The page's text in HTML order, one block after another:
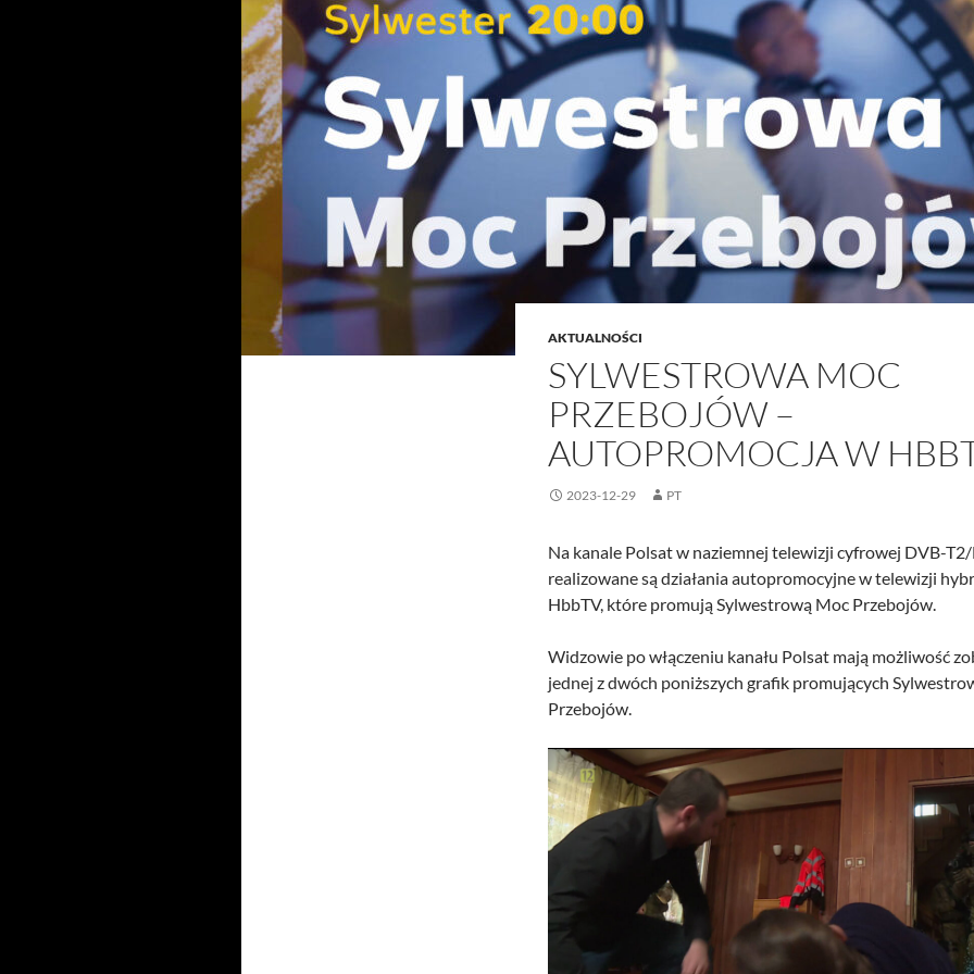
AKTUALNOŚCI
SYLWESTROWA MOC
PRZEBOJÓW –
AUTOPROMOCJA W
2023-12-29 PT
Na kanale Polsat w naziemnej telewizji cyfrowej DVB-
realizowane są działania autopromocyjne w telewizji
HbbTV, które promują Sylwestrową Moc Przebojów.
Widzowie po włączeniu kanału Polsat mają możliwość
jednej z dwóch poniższych grafik promujących
Przebojów.